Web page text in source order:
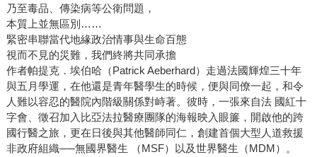
乃至毒品、傳染病等公衛問題，
本質上並無區別……
緊密串聯當代地緣政治情事與生命百態
視而不見的災難，我們終將共同承擔
作者帕提克．埃伯哈（Patrick Aeberhard）走過法國輝煌三十年
與五月學運，在他還是青年醫學生的時候，便與同僚一起，和令
人難以容忍的醫院內階級關係對峙著。彼時，一張來自法 國紅十
字會、徵召加入比亞法拉醫療團隊的海報映入眼簾，開啟他的跨
國行醫之旅，更在日後與其他醫師同仁，創建首個大型人道救援
非政府組織──無國界醫生 （MSF）以及世界醫生（MDM）。